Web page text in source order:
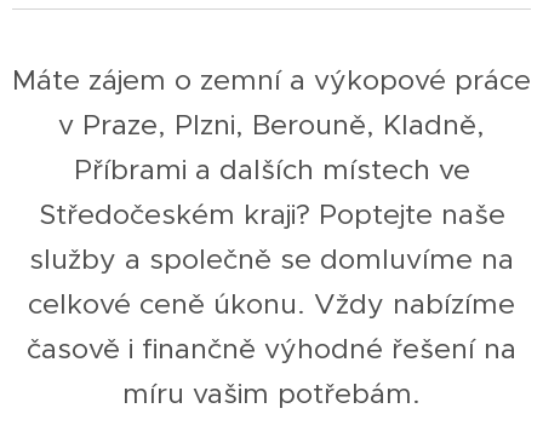
Máte zájem o zemní a výkopové práce
v Praze, Plzni, Berouně, Kladně,
Příbrami a dalších místech ve
Středočeském kraji? Poptejte naše
služby a společně se domluvíme na
celkové ceně úkonu. Vždy nabízíme
časově i finančně výhodné řešení na
míru vašim potřebám.